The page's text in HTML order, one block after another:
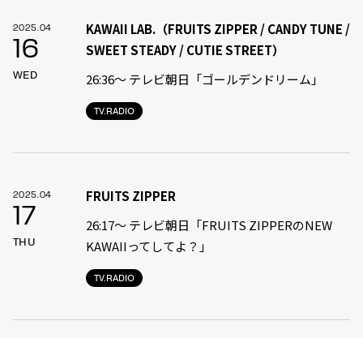
2025.04
16
WED
TV.RADIO
KAWAII LAB.（FRUITS ZIPPER / CANDY TUNE /
SWEET STEADY / CUTIE STREET）
26:36〜 テレビ朝日「ゴールデンドリーム」
2025.04
17
THU
TV.RADIO
FRUITS ZIPPER
26:17～ テレビ朝日「FRUITS ZIPPERのNEW
KAWAIIってしてよ？」